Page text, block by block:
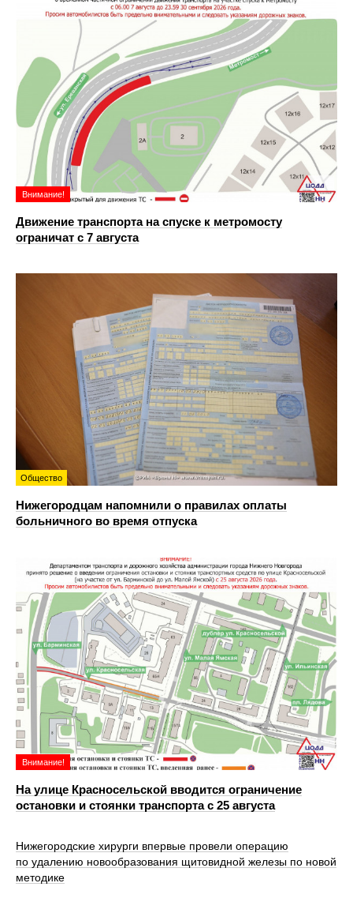
Внимание!
Движение транспорта на спуске к метромосту
ограничат с 7 августа
Общество
Нижегородцам напомнили о правилах оплаты
больничного во время отпуска
Внимание!
На улице Красносельской вводится ограничение
остановки и стоянки транспорта с 25 августа
Нижегородские хирурги впервые провели операцию
по удалению новообразования щитовидной железы по новой
методике